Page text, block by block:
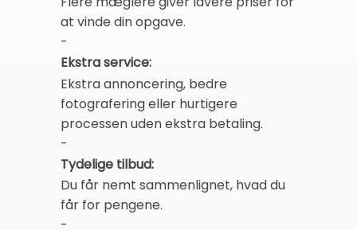
at vinde din opgave.
-
Ekstra service:
Ekstra annoncering, bedre
fotografering eller hurtigere
processen uden ekstra betaling.
-
Tydelige tilbud:
Du får nemt sammenlignet, hvad du
får for pengene.
-